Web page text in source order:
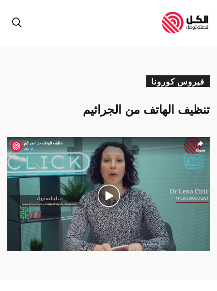
فيروس كورونا
تنظيف الهاتف من الجراثيم